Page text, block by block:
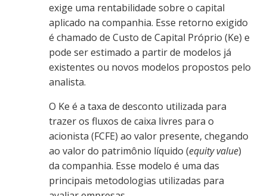
exige uma rentabilidade sobre o capital
aplicado na companhia. Esse retorno exigido
é chamado de Custo de Capital Próprio (Ke) e
pode ser estimado a partir de modelos já
existentes ou novos modelos propostos pelo
analista.
O Ke é a taxa de desconto utilizada para
trazer os fluxos de caixa livres para o
acionista (FCFE) ao valor presente, chegando
ao valor do patrimônio líquido (equity value)
da companhia. Esse modelo é uma das
principais metodologias utilizadas para